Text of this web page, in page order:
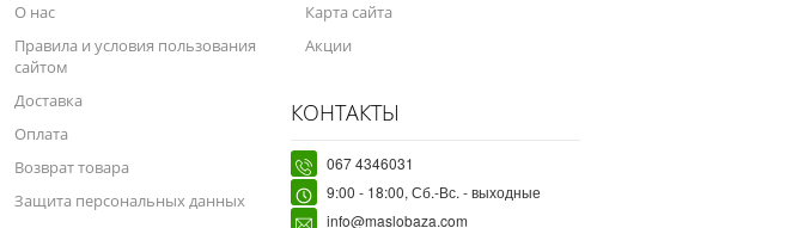
О нас
Правила и условия пользования
сайтом
Доставка
Оплата
Возврат товара
Защита персональных данных
Карта сайта
Акции
КОНТАКТЫ
067 4346031
9:00 - 18:00, Сб.-Вс. - выходные
info@maslobaza.com